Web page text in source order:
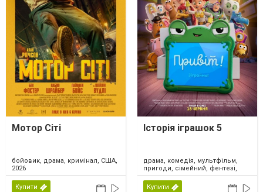
Мотор Сіті
бойовик, драма, кримінал, США,
2026
Купити
Історія іграшок 5
драма, комедія, мультфільм,
пригоди, сімейний, фентезі,
США, 2026
Купити